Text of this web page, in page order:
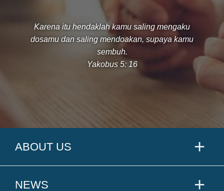
Karena itu hendaklah kamu saling mengaku
dosamu dan saling mendoakan, supaya kamu
sembuh.
Yakobus 5: 16
ABOUT US
NEWS